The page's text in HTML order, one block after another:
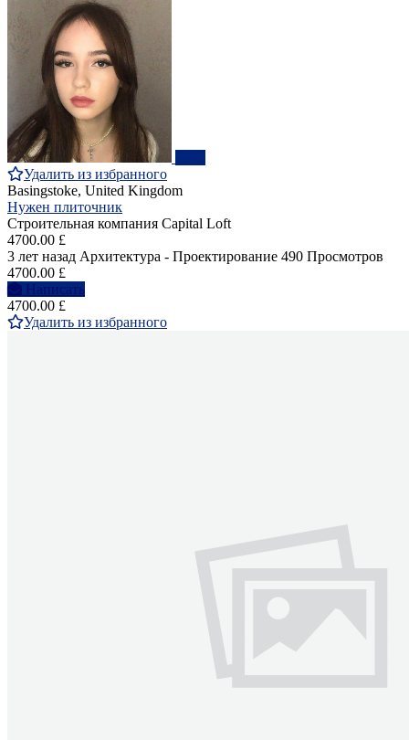
Удалить из избранного
Basingstoke, United Kingdom
Нужен плиточник
Строительная компания Capital Loft
4700.00 £
3 лет назад Архитектура - Проектирование 490 Просмотров
4700.00 £
Написать
4700.00 £
Удалить из избранного